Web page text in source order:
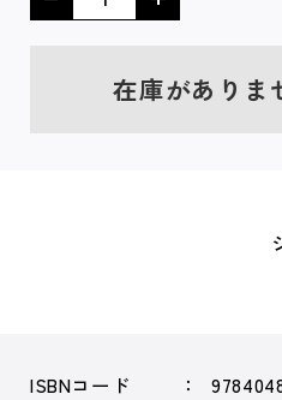
在庫がありま
ISBNコード